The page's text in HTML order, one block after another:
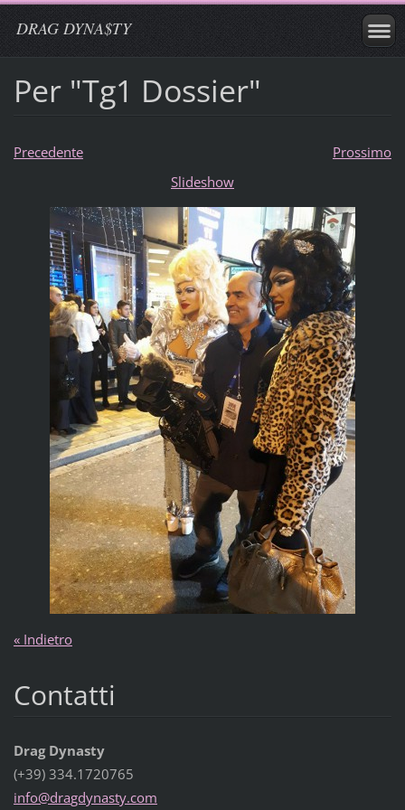
DRAG DYNA$TY
Per "Tg1 Dossier"
Precedente
Prossimo
Slideshow
« Indietro
Contatti
Drag Dynasty
(+39) 334.1720765
info@dragdynasty.com